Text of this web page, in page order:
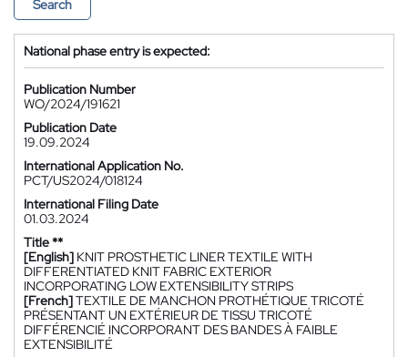
Search
National phase entry is expected:
Publication Number
WO/2024/191621
Publication Date
19.09.2024
International Application No.
PCT/US2024/018124
International Filing Date
01.03.2024
Title **
[English] KNIT PROSTHETIC LINER TEXTILE WITH
DIFFERENTIATED KNIT FABRIC EXTERIOR
INCORPORATING LOW EXTENSIBILITY STRIPS
[French]TEXTILE DE MANCHON PROTHÉTIQUE TRICOTÉ
PRÉSENTANT UN EXTÉRIEUR DE TISSU TRICOTÉ
DIFFÉRENCIÉ INCORPORANT DES BANDES À FAIBLE
EXTENSIBILITÉ